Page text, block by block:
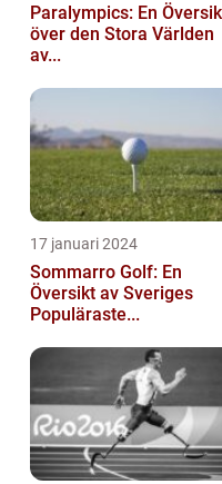
Paralympics: En
över den Stora Världen
av...
17 januari 2024
Sommarro Golf: En
Översikt av Sveriges
Populäraste...